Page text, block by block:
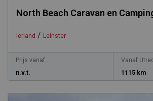
North Beach Caravan en
Ierland / Leinster
Prijs vanaf
n.v.t.
Vanaf
1115 km